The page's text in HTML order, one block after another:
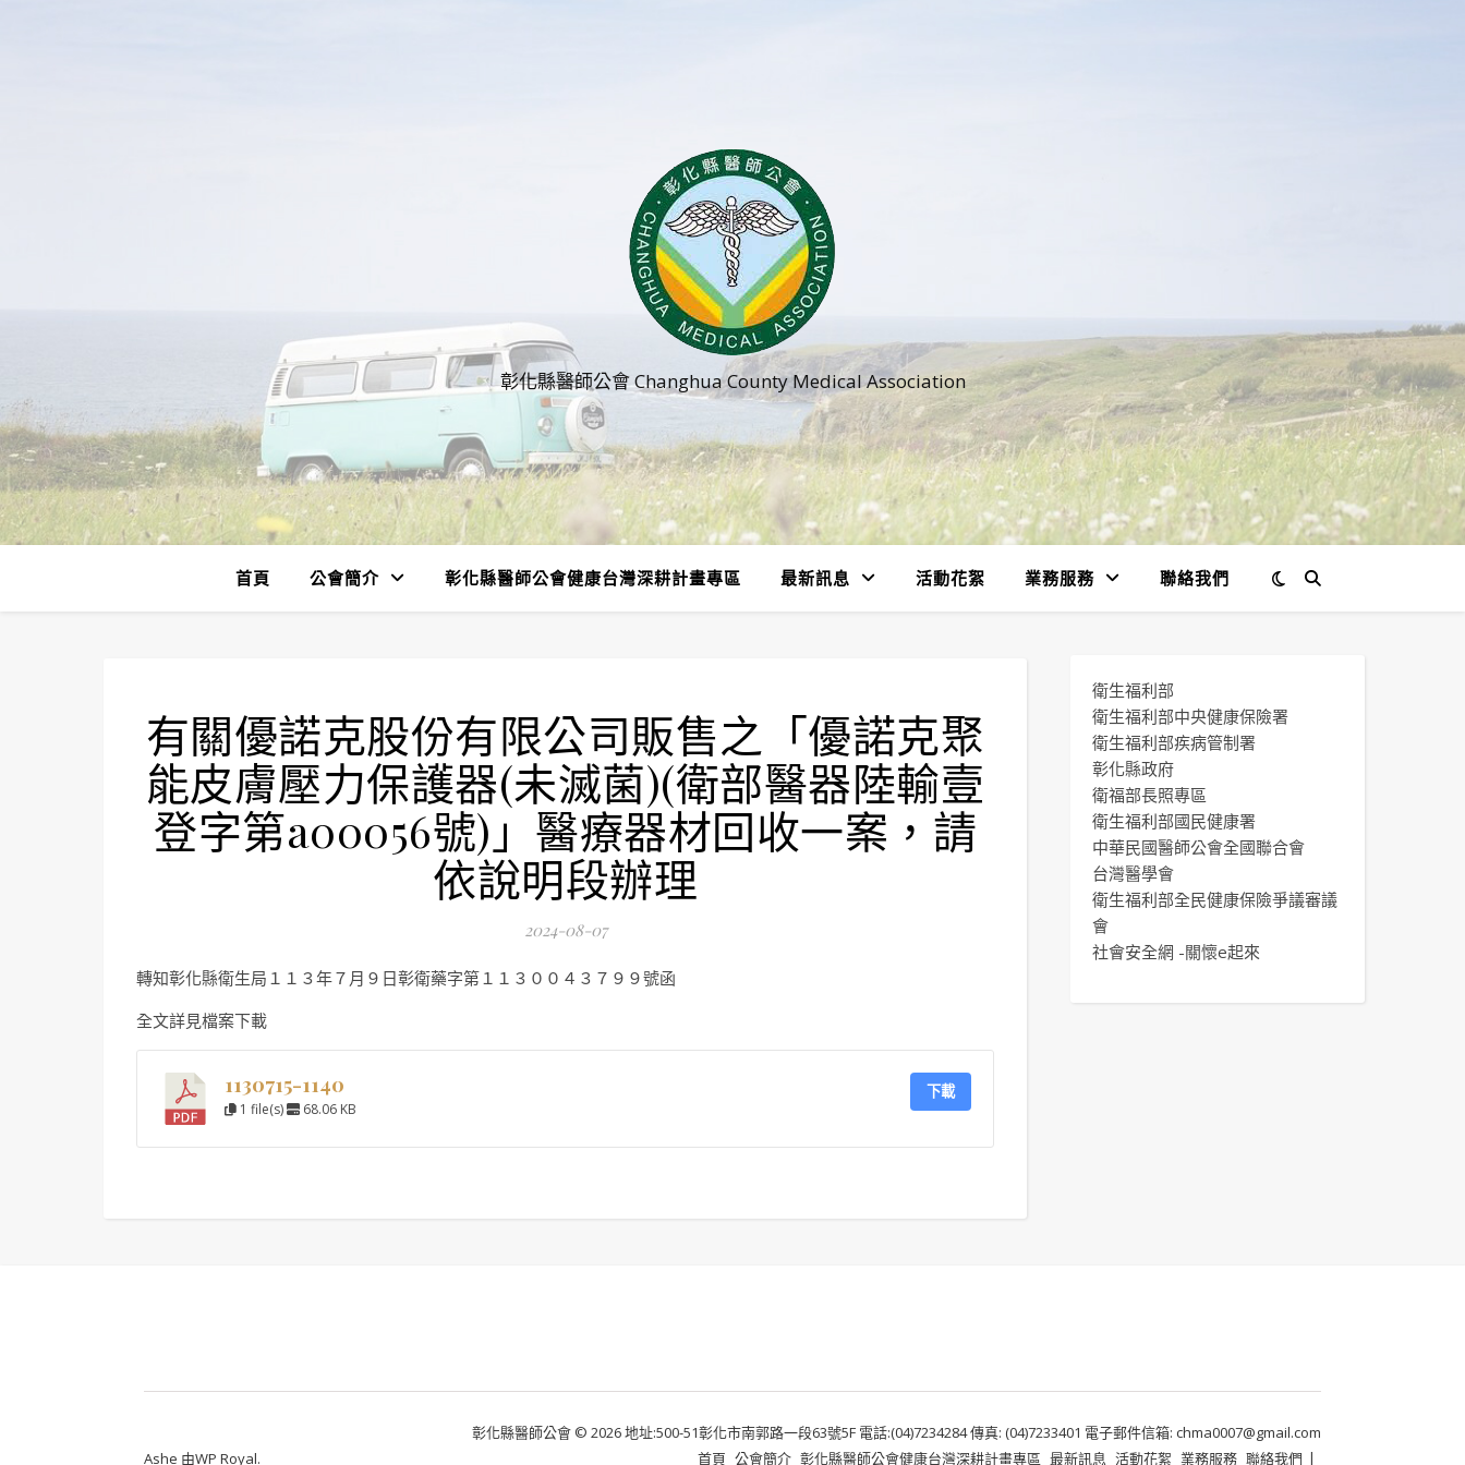
彰化縣醫師公會 Changhua County Medical Association
首頁 公會簡介 彰化縣醫師公會健康台灣深耕計畫專區 最新訊息 活動花絮 業務服務 聯絡我們
有關優諾克股份有限公司販售之「優諾克聚
能皮膚壓力保護器(未滅菌)(衛部醫器陸輸壹
登字第a00056號)」醫療器材回收一案，請
依說明段辦理
2024-08-07
轉知彰化縣衛生局１１３年７月９日彰衛藥字第１１３００４３７９９號函
全文詳見檔案下載
1130715-1140
1 file(s) 68.06 KB
下載
衛生福利部
衛生福利部中央健康保險署
衛生福利部疾病管制署
彰化縣政府
衛福部長照專區
衛生福利部國民健康署
中華民國醫師公會全國聯合會
台灣醫學會
衛生福利部全民健康保險爭議審議
會
社會安全網 -關懷e起來
彰化縣醫師公會 © 2026 地址:500-51彰化市南郭路一段63號5F 電話:(04)7234284 傳真: (04)7233401 電子郵件信箱: chma0007@gmail.com
首頁 公會簡介 彰化縣醫師公會健康台灣深耕計畫專區 最新訊息 活動花絮 業務服務 聯絡我們
Ashe 由WP Royal.